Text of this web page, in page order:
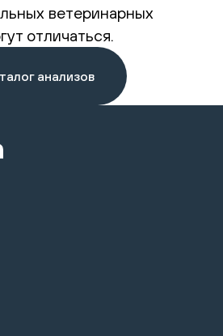
ветеринарных
отличаться.
анализов